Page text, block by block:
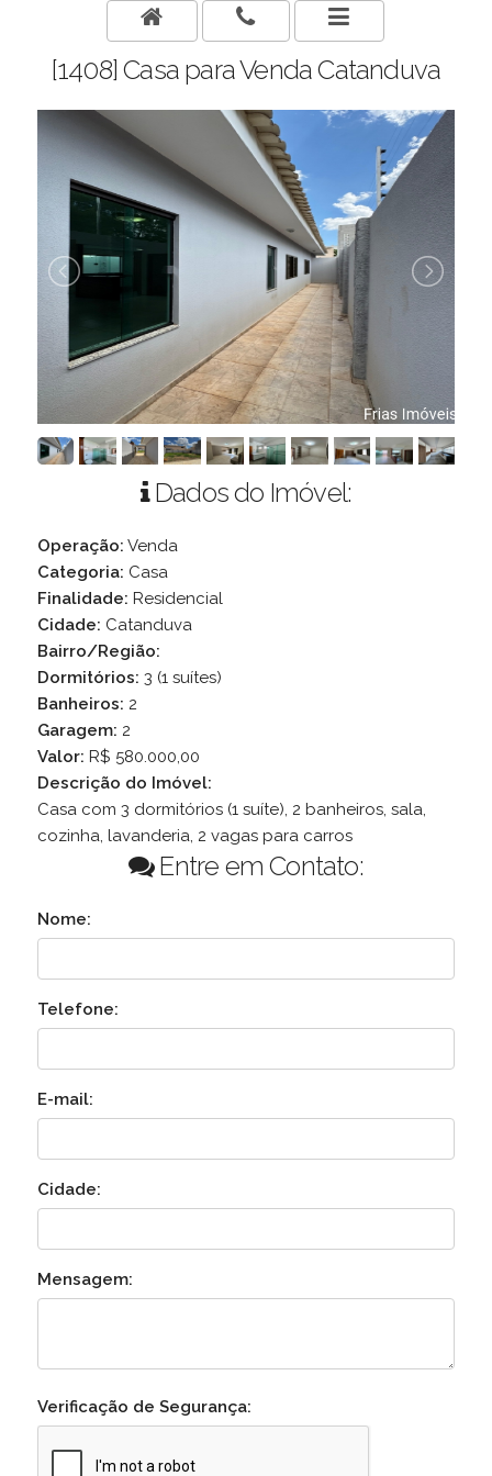
[1408] Casa para Venda Catanduva
Dados do Imóvel:
Operação: Venda
Categoria: Casa
Finalidade: Residencial
Cidade: Catanduva
Bairro/Região:
Dormitórios: 3 (1 suítes)
Banheiros: 2
Garagem: 2
Valor: R$ 580.000,00
Descrição do Imóvel:
Casa com 3 dormitórios (1 suíte), 2 banheiros, sala,
cozinha, lavanderia, 2 vagas para carros
Entre em Contato:
Nome:
Telefone:
E-mail:
Cidade:
Mensagem:
Verificação de Segurança: